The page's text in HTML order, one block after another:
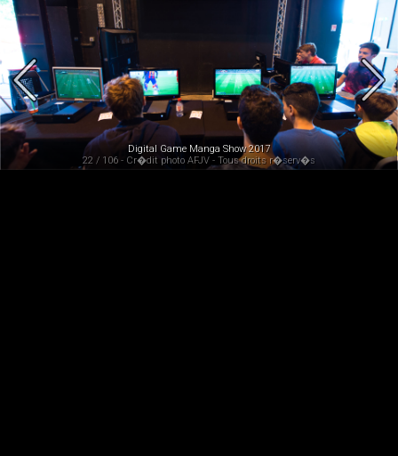
Digital Game Manga Show 2017
22 / 106 - Cr�dit photo AFJV - Tous droits r�serv�s